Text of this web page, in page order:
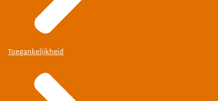
Toegankelijkheid